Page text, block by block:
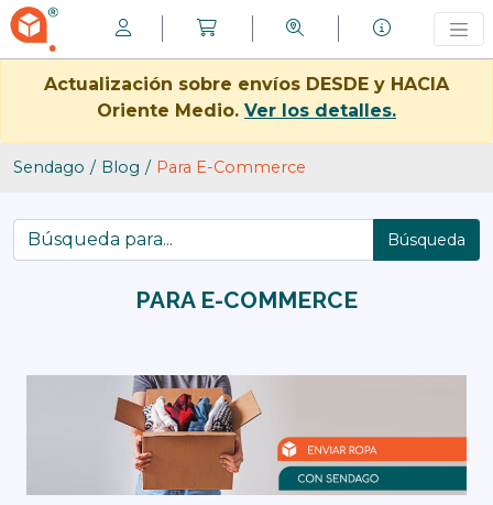
Actualización sobre envíos DESDE y HACIA
Oriente Medio. Ver los detalles.
Sendago Blog Para E-Commerce
Búsqueda
PARA E-COMMERCE